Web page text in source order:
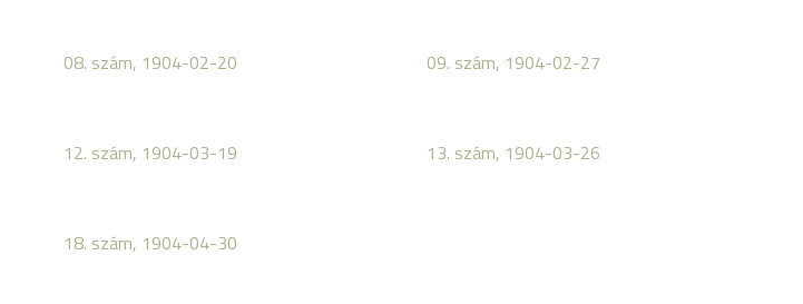
08. szám, 1904-02-20 09. szám, 1904-02-27
12. szám, 1904-03-19 13. szám, 1904-03-26
18. szám, 1904-04-30